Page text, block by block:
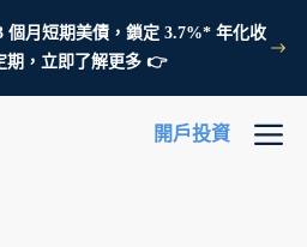
個月短期美債，鎖定 3.7%* 年化收
期，立即了解更多 👉
開戶投資